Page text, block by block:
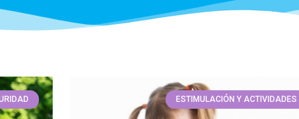
ESTIMULACIÓN Y ACTIVIDADES